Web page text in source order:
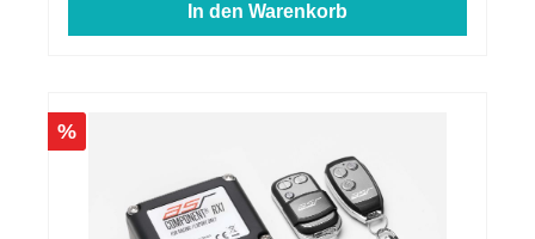
In den Warenkorb
%